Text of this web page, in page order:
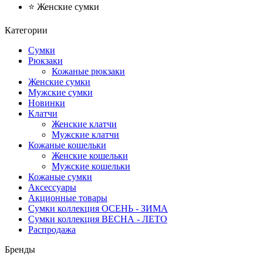
⭐ Женские сумки
Категории
Сумки
Рюкзаки
Кожаные рюкзаки
Женские сумки
Мужские сумки
Новинки
Клатчи
Женские клатчи
Мужские клатчи
Кожаные кошельки
Женские кошельки
Мужские кошельки
Кожаные сумки
Аксессуары
Акционные товары
Сумки коллекция ОСЕНЬ - ЗИМА
Сумки коллекция ВЕСНА - ЛЕТО
Распродажа
Бренды